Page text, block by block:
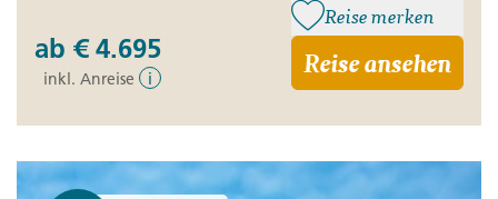
ab € 4.695
inkl. Anreise i
Reise merken
Reise ansehen